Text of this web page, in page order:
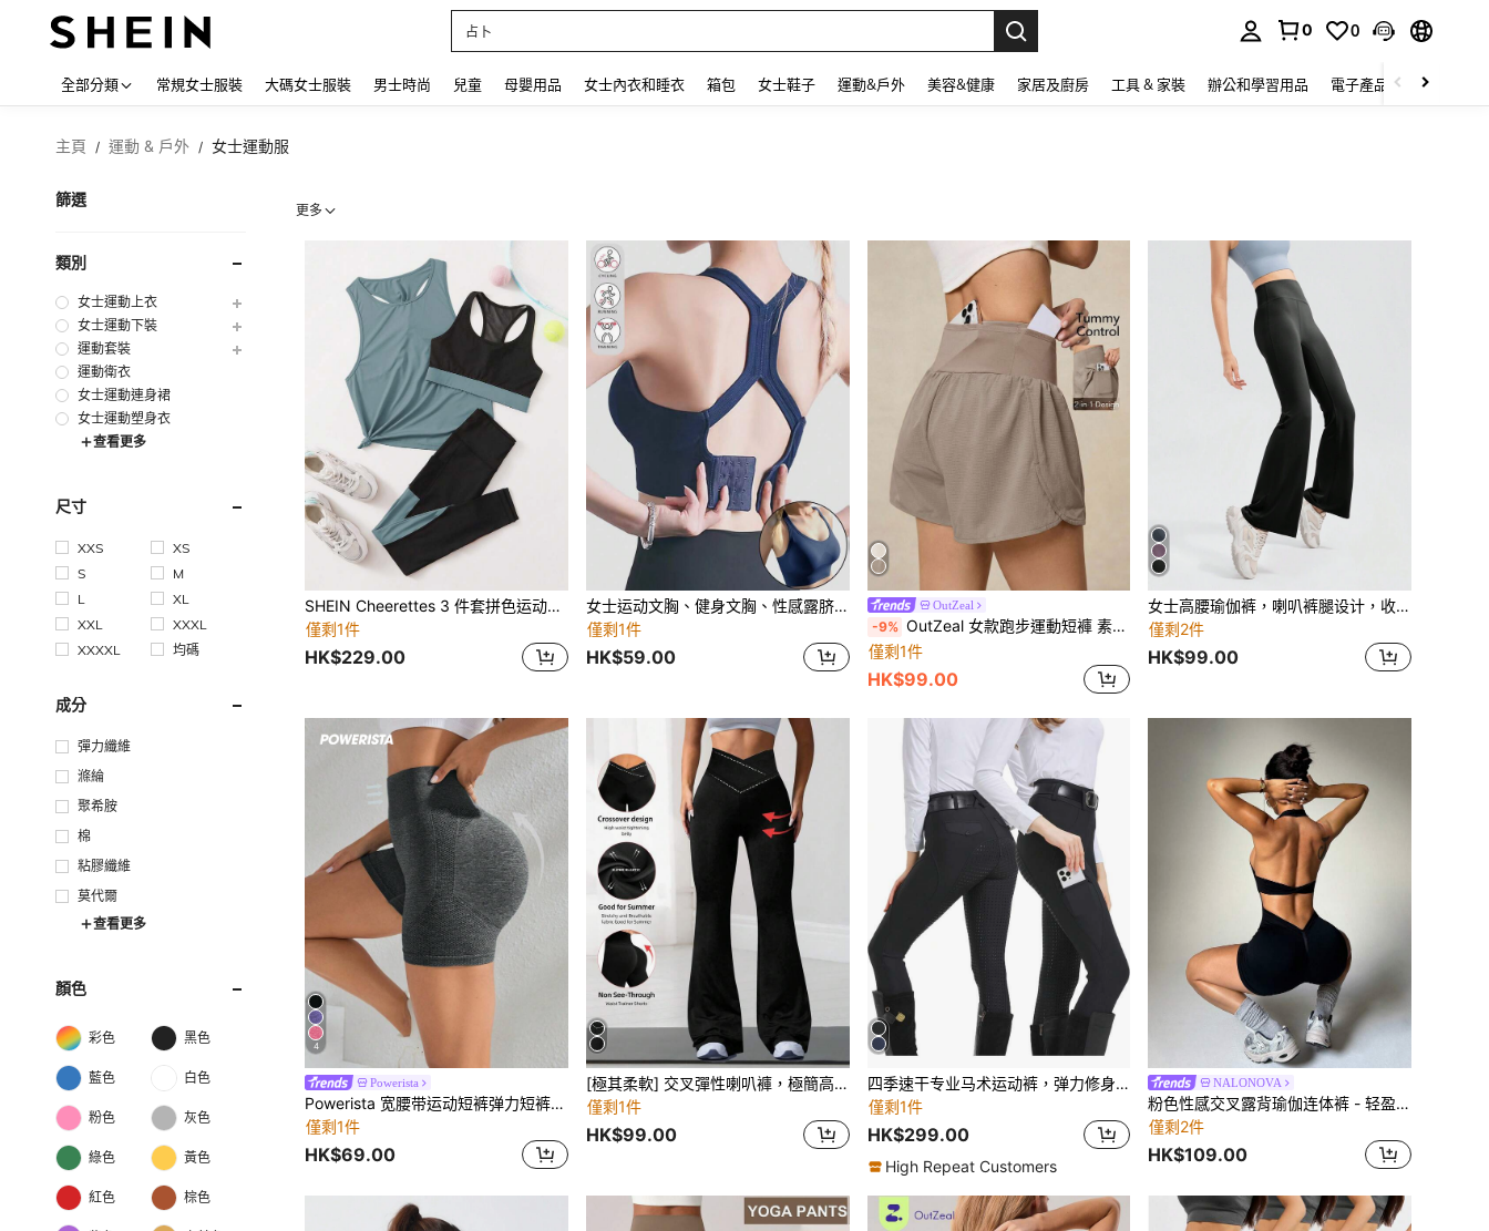
占卜
0 0
全部分類 常規女士服裝 大碼女士服裝 男士時尚 兒童 母嬰用品 女士內衣和睡衣 箱包 女士鞋子 運動&戶外 美容&健康 家居及廚房 工具 & 家裝 辦公和學習用品 電子產品 玩具
主頁 / 運動 & 戶外 / 女士運動服
篩選
類別
女士運動上衣
女士運動下裝
運動套裝
運動衛衣
女士運動連身裙
女士運動塑身衣
查看更多
尺寸
XXS
XS
S
M
L
XL
XXL
XXXL
XXXXL
均碼
成分
彈力纖維
滌綸
聚希胺
棉
粘膠纖維
莫代爾
查看更多
顏色
彩色 黑色
藍色 白色
粉色 灰色
綠色 黃色
紅色 棕色
更多
SHEIN Cheerettes 3 件套拼色运动套装 女士健身套装
僅剩1件
HK$229.00
女士运动文胸、健身文胸、性感露脐上衣、女士褶皱文胸、后背扣式无缝高强度运动文胸、瑜伽健身上衣、女士内衣、运动文胸
僅剩1件
HK$59.00
OutZeal
-9% OutZeal 女款跑步運動短褲 素色健身運動褲 春夏收腹 2合1內建內褲設計 女用運動下著
僅剩1件
HK$99.00
女士高腰瑜伽裤，喇叭裤腿设计，收腹提臀，吸湿排汗，前拉链设计，适合健身、跑步和运动，黑色，春季运动紧身裤
僅剩2件
HK$99.00
4
Powerista
Powerista 宽腰带运动短裤弹力短裤女士运动短裤、健身短裤、骑行短裤
僅剩1件
HK$69.00
[極其柔軟] 交叉彈性喇叭褲，極簡高腰通勤 & 瑜伽褲，性感休閒運動緊身褲，1 件提臀設計喇叭褲，女款運動服，針織面料，彈性舒適，適合日常穿著和運動，黑色春季
僅剩1件
HK$99.00
四季速干专业马术运动裤，弹力修身耐磨硅胶防滑骑马裤，马术装备（非抓绒）黑色
僅剩1件
HK$299.00
High Repeat Customers
NALONOVA
粉色性感交叉露背瑜伽连体裤 - 轻盈四向弹力健身连体裤，价格实惠的运动服，尺码涵盖欧盟/中东/加拿大（含关税价格 + 免运费）黑色夏季运动
僅剩2件
HK$109.00